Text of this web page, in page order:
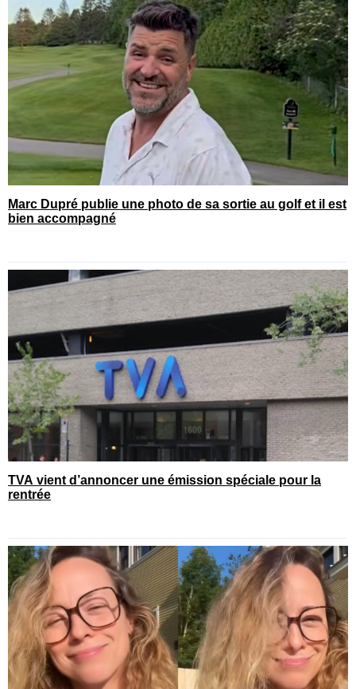
Marc Dupré publie une photo de sa sortie au golf et il est
bien accompagné
TVA vient d’annoncer une émission spéciale pour la
rentrée